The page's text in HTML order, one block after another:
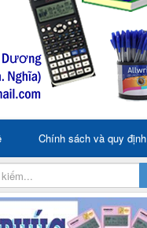
Chính sách và quy định